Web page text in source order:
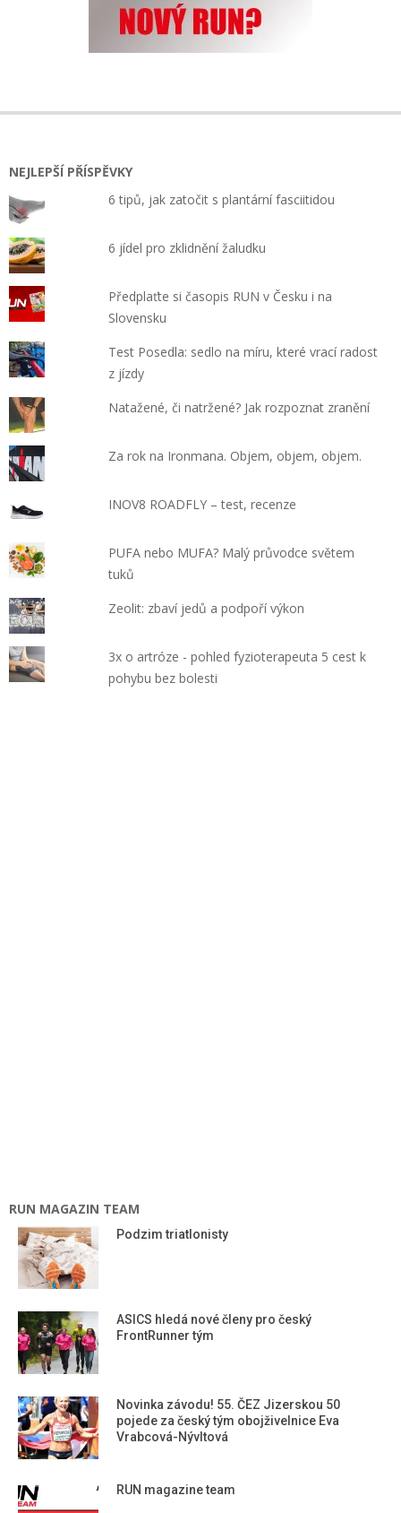
NEJLEPŠÍ PŘÍSPĚVKY
6 tipů, jak zatočit s plantární fasciitidou
6 jídel pro zklidnění žaludku
Předplaťte si časopis RUN v Česku i na
Slovensku
Test Posedla: sedlo na míru, které vrací radost
z jízdy
Natažené, či natržené? Jak rozpoznat zranění
Za rok na Ironmana. Objem, objem, objem.
INOV8 ROADFLY – test, recenze
PUFA nebo MUFA? Malý průvodce světem
tuků
Zeolit: zbaví jedů a podpoří výkon
3x o artróze - pohled fyzioterapeuta 5 cest k
pohybu bez bolesti
RUN MAGAZIN TEAM
Podzim triatlonisty
ASICS hledá nové členy pro český
FrontRunner tým
Novinka závodu! 55. ČEZ Jizerskou 50
pojede za český tým obojživelnice Eva
Vrabcová-Nývltová
RUN magazine team